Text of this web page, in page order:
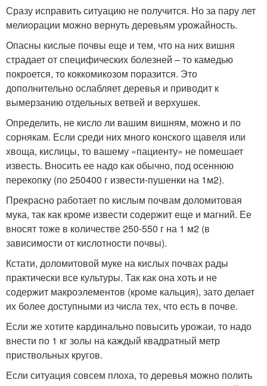
Сразу исправить ситуацию не получится. Но за пару лет
мелиорации можно вернуть деревьям урожайность.
Опасны кислые почвы еще и тем, что на них вишня
страдает от специфических болезней – то камедью
покроется, то коккомикозом поразится. Это
дополнительно ослабляет деревья и приводит к
вымерзанию отдельных ветвей и верхушек.
Определить, не кисло ли вашим вишням, можно и по
сорнякам. Если среди них много конского щавеля или
хвоща, кислицы, то вашему «пациенту» не помешает
известь. Вносить ее надо как обычно, под осеннюю
перекопку (по 250400 г извести-пушенки на 1м2).
Прекрасно работает по кислым почвам доломитовая
мука, так как кроме извести содержит еще и магний. Ее
вносят тоже в количестве 250-550 г на 1 м2 (в
зависимости от кислотности почвы).
Кстати, доломитовой муке на кислых почвах рады
практически все культуры. Так как она хоть и не
содержит макроэлементов (кроме кальция), зато делает
их более доступными из числа тех, что есть в почве.
Если же хотите кардинально повысить урожаи, то надо
внести по 1 кг золы на каждый квадратный метр
приствольных кругов.
Если ситуация совсем плоха, то деревья можно полить